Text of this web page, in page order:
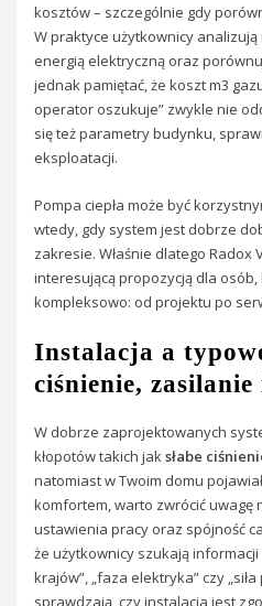
kosztów – szczególnie gdy
W praktyce użytkownicy
energią elektryczną oraz
jednak pamiętać, że koszt m3
operator oszukuje” zwykle nie
się też parametry budynku,
eksploatacji.
Pompa ciepła może być
wtedy, gdy system jest dobrze
zakresie. Właśnie dlatego Radox
interesującą propozycją dla
kompleksowo: od projektu po
Instalacja a
ciśnienie,
W dobrze zaprojektowanych
kłopotów takich jaksłabe
natomiast w Twoim domu
komfortem, warto zwrócić uwagę
ustawienia pracy oraz spójność
że użytkownicy szukają
krajów”, „faza elektryka” czy
sprawdzają, czy instalacja jest